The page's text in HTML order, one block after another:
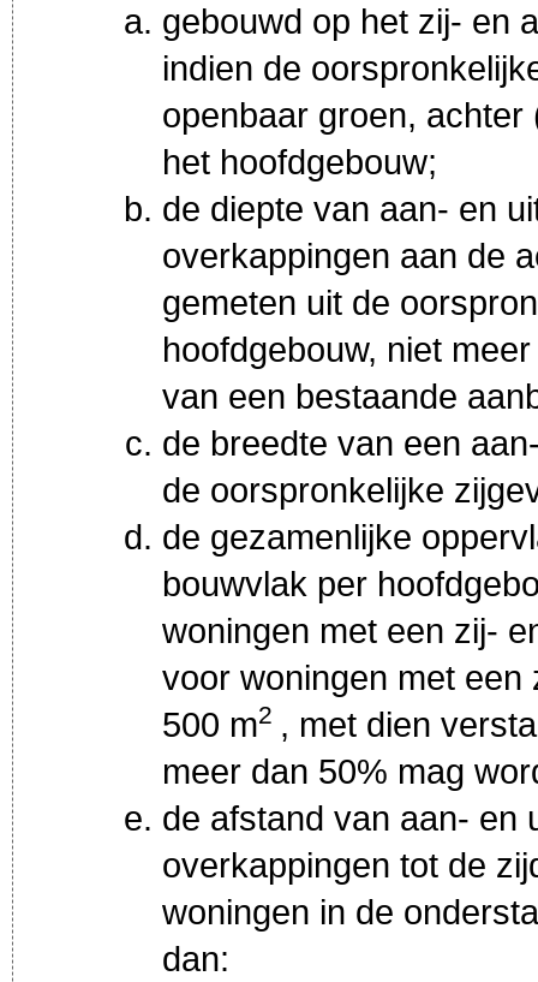
gebouwd op het zij- en
indien de
openbaar groen,
het hoofdgebouw;
de diepte van aan- en
overkappingen aan de
gemeten uit de
hoofdgebouw, niet
van een bestaande
de breedte van een
de oorspronkelijke
de gezamenlijke
bouwvlak per
woningen met een zij-
voor woningen met
500 m2 , met dien
meer dan 50% mag
de afstand van aan- en
overkappingen tot de
woningen in de
dan: